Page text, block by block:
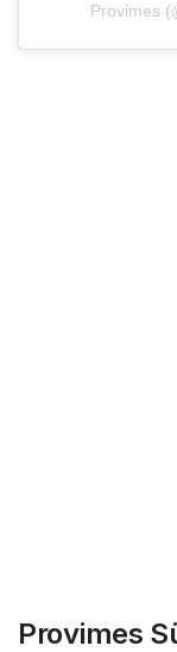
Provimes
Provimes